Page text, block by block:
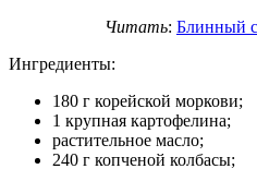
Читать: Блинный
Ингредиенты:
180 г корейской моркови;
1 крупная картофелина;
растительное масло;
240 г копченой колбасы;